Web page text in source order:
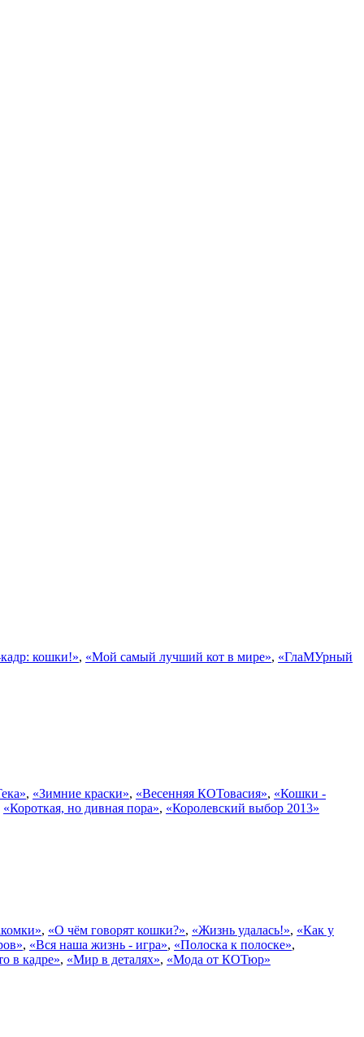
кошки!», «Мой самый лучший кот в мире», «ГлаМУрный
, «Зимние краски», «Весенняя КОТовасия», «Кошки -
«Короткая, но дивная пора», «Королевский выбор 2013»
, «О чём говорят кошки?», «Жизнь удалась!», «Как у
, «Вся наша жизнь - игра», «Полоска к полоске»,
в кадре», «Мир в деталях», «Мода от КОТюр»